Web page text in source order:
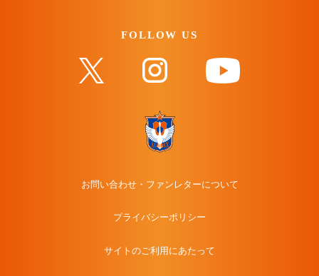
FOLLOW US
お問い合わせ・ファンレターについて
プライバシーポリシー
サイトのご利用にあたって